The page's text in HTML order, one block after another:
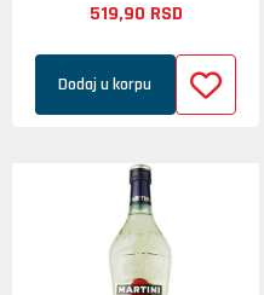
519,90 RSD
Dodaj u korpu